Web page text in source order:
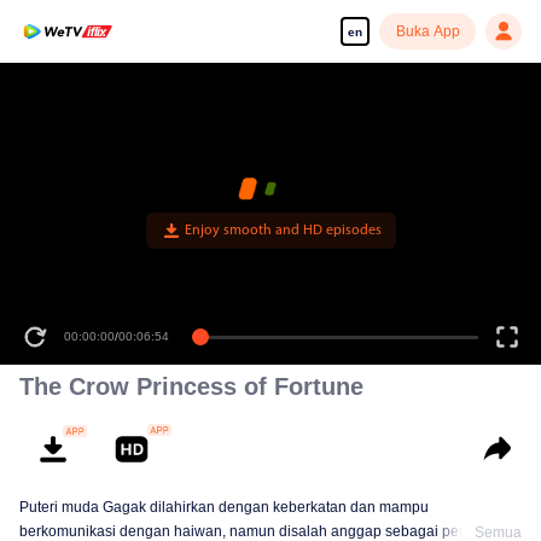
en Buka App
Enjoy smooth and HD episodes
00:00:00/00:06:54
The Crow Princess of Fortune
Puteri muda Gagak dilahirkan dengan keberkatan dan mampu
berkomunikasi dengan haiwan, namun disalah anggap sebagai pembawa
Semua